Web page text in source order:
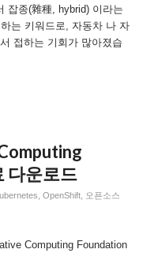
잡종(雜種, hybrid) 이라는
는 키워드로, 자동차 나 자
접하는 기회가 많아졌습
다운로드
OpenShift, 오픈소스
Computing Foundation